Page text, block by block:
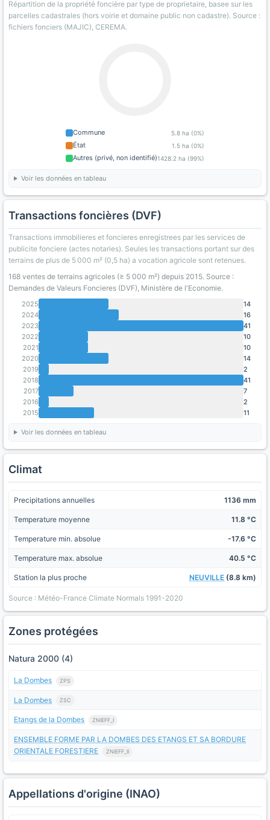
Répartition de la propriété foncière par type de proprietaire, basee sur les
parcelles cadastrales (hors voirie et domaine public non cadastre). Source :
fichiers fonciers (MAJIC), CEREMA.
Commune 5.8 ha (0%)
État 1.5 ha (0%)
Autres (privé, non identifié)1428.2 ha (99%)
Voir les données en tableau
Transactions foncières (DVF)
Transactions immobilieres et foncieres enregistrees par les services de
publicite fonciere (actes notaries). Seules les transactions portant sur des
terrains de plus de 5 000 m² (0,5 ha) a vocation agricole sont retenues.
168 ventes de terrains agricoles (≥ 5 000 m²) depuis 2015. Source :
Demandes de Valeurs Foncieres (DVF), Ministère de l'Economie.
2025
14
2024
16
2023
41
2022
10
2021
10
2020
14
2019
2
2018
41
2017
7
2016
2
2015
11
Voir les données en tableau
Climat
Precipitations annuelles 1136 mm
Temperature moyenne 11.8 °C
Temperature min. absolue -17.6 °C
Temperature max. absolue 40.5 °C
Station la plus proche NEUVILLE (8.8 km)
Source : Météo-France Climate Normals 1991-2020
Zones protégées
Natura 2000 (4)
La Dombes ZPS
La Dombes ZSC
Etangs de la Dombes ZNIEFF_I
ENSEMBLE FORME PAR LA DOMBES DES ETANGS ET SA BORDURE
ORIENTALE FORESTIERE
ZNIEFF_II
Appellations d'origine (INAO)